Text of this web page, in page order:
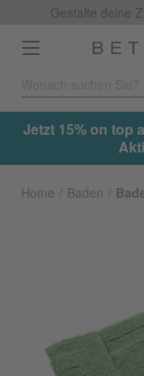
Gestalte deine
Toggle
navigation
Jetzt 15% on top
Home Baden